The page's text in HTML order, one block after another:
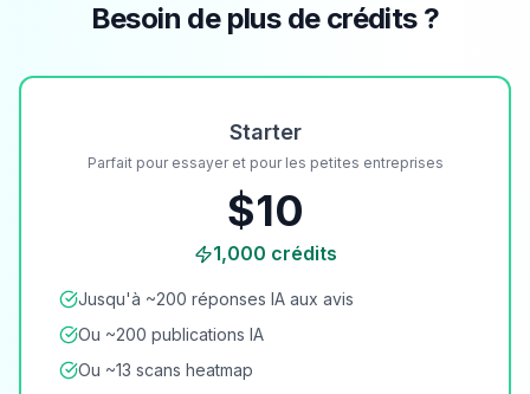
Besoin de plus de crédits ?
Starter
Parfait pour essayer et pour les petites entreprises
$10
1,000 crédits
Jusqu'à ~200 réponses IA aux avis
Ou ~200 publications IA
Ou ~13 scans heatmap